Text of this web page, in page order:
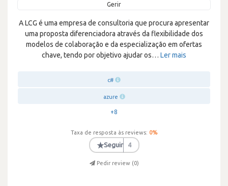
Gerir
A LCG é uma empresa de consultoria que procura apresentar
uma proposta diferenciadora através da flexibilidade dos
modelos de colaboração e da especialização em ofertas
chave, tendo por objetivo ajudar os… Ler mais
c#
azure
+8
Taxa de resposta às reviews: 0%
★Seguir 4
Pedir review (0)